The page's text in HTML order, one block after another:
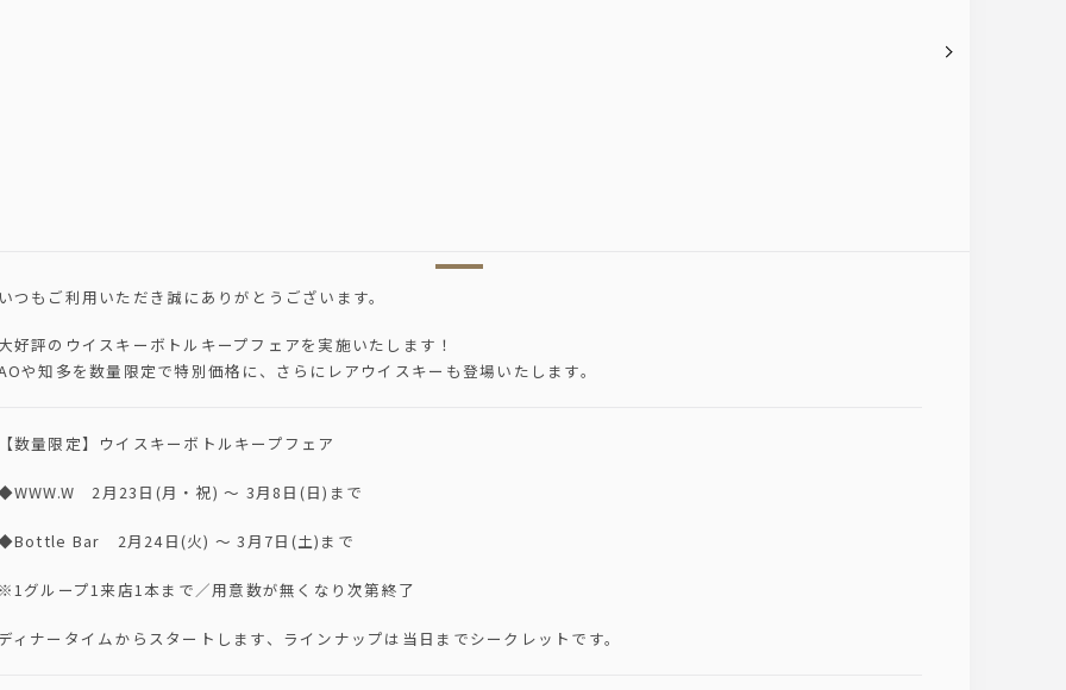
つもご利用いただき誠にありがとうございます。
好評のウイスキーボトルキープフェアを実施いたします！
や知多を数量限定で特別価格に、さらにレアウイスキーも登場いたします。
数量限定】ウイスキーボトルキープフェア
2月23日(月・祝) ～ 3月8日(日)まで
Bar 2月24日(火) ～ 3月7日(土)まで
グループ1来店1本まで／用意数が無くなり次第終了
ィナータイムからスタートします、ラインナップは当日までシークレットです。